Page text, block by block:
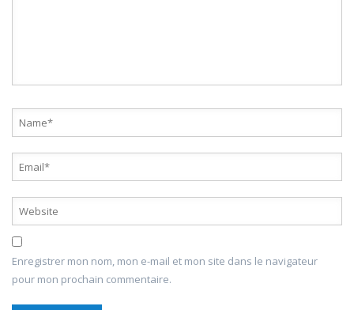
Enregistrer mon nom, mon e-mail et mon site dans le navigateur
pour mon prochain commentaire.